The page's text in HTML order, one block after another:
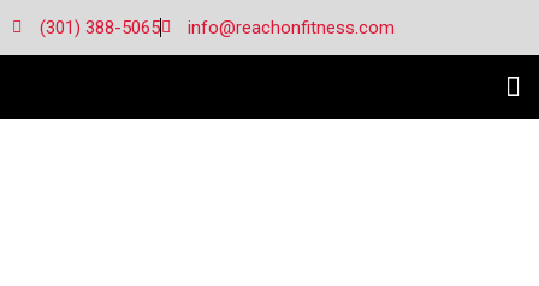
(301) 388-5065 info@reachonfitness.com